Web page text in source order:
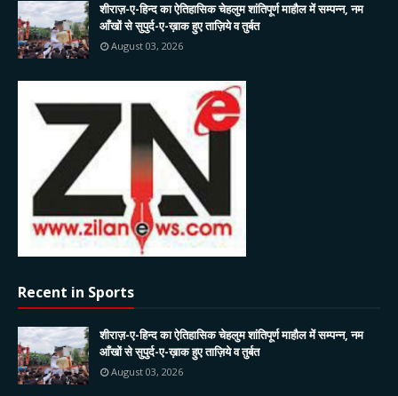
शीराज़-ए-हिन्द का ऐतिहासिक चेहलुम शांतिपूर्ण माहौल में सम्पन्न, नम
आँखों से सुपुर्द-ए-ख़ाक हुए ताज़िये व तुर्बत
August 03, 2026
Recent in Sports
शीराज़-ए-हिन्द का ऐतिहासिक चेहलुम शांतिपूर्ण माहौल में सम्पन्न, नम
आँखों से सुपुर्द-ए-ख़ाक हुए ताज़िये व तुर्बत
August 03, 2026